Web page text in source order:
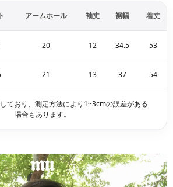
アームホール 袖丈 裾幅 着丈
20 12 34.5 53
21 13 37 54
ており、測定方法により1~3cmの誤差がある
場合もあります。